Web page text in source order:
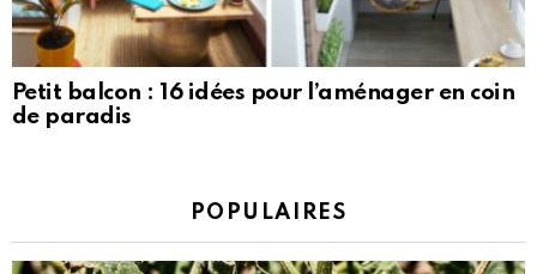
Petit balcon : 16 idées pour l’aménager en coin
de paradis
POPULAIRES